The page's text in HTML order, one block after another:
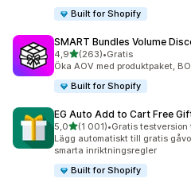
Built for Shopify
SMART Bundles Volume
4,9av 5 stjärnor
(263)
263 recensioner totalt
•Gratis
Öka AOV med produktpaket,
Built for Shopify
EG Auto Add to Cart Free
5,0av 5 stjärnor
(1 001)
1001 recensioner totalt
•Gratis
Lägg automatiskt till gratis
smarta inriktningsregler
Built for Shopify